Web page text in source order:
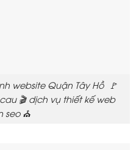
website Quận Tây Hồ 🚩
🎬 dịch vụ thiết kế web
seo ⛪